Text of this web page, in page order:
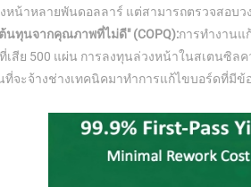
หน้าหลายพันดอลลาร์ แต่สามารถตรวจสอบ
นทุนจากคุณภาพที่ไม่ดี" (COPQ):การทำงานแ
เสีย 500 แผ่น การลงทุนล่วงหน้าในสเตนซิล
ที่จะจ้างช่างเทคนิคมาทำการแก้ไขบอร์ดที่มีข้